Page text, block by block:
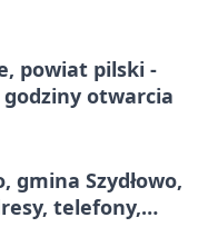
powiat pilski -
otwarcia
gmina Szydłowo,
telefony,